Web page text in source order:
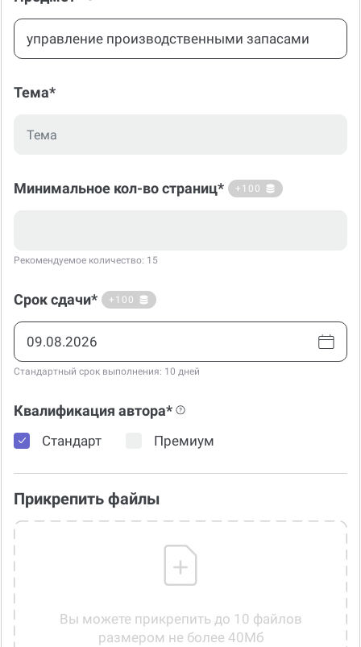
Тема*
Минимальное кол-во страниц* +100
Рекомендуемое количество: 15
Срок сдачи* +100
Стандартный срок выполнения: 10 дней
Квалификация автора*
Стандарт Премиум
Прикрепить файлы
Вы можете прикрепить до 10 файлов
размером не более 40Мб